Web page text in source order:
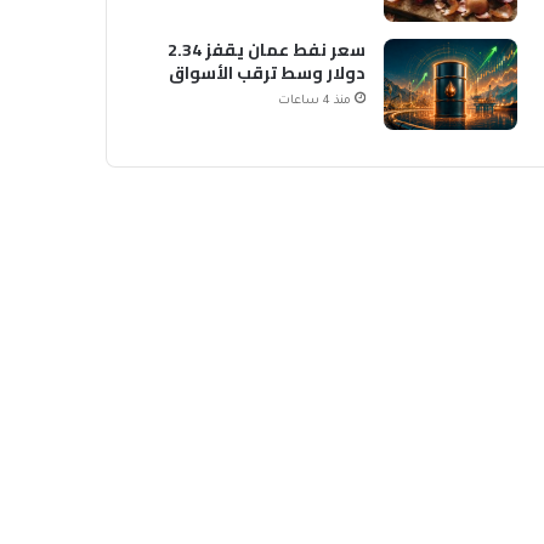
سعر نفط عمان يقفز 2.34
دولار وسط ترقب الأسواق
منذ 4 ساعات